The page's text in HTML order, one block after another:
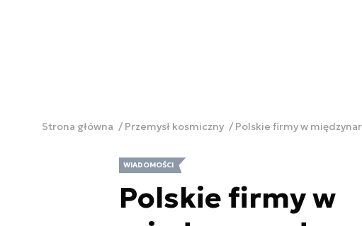
Strona główna Przemysł kosmiczny Polskie firmy w
WIADOMOŚCI
Polskie firmy w